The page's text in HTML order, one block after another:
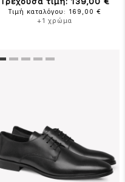
Τιμή καταλόγου: 169,00 €
+1 χρώμα